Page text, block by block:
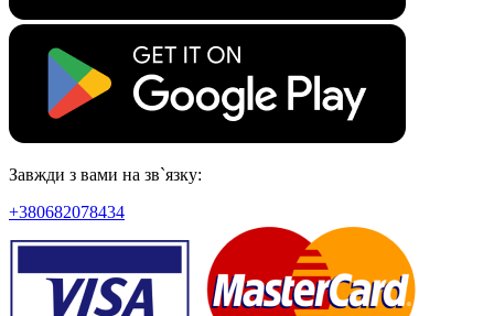
Завжди з вами на зв`язку:
+380682078434